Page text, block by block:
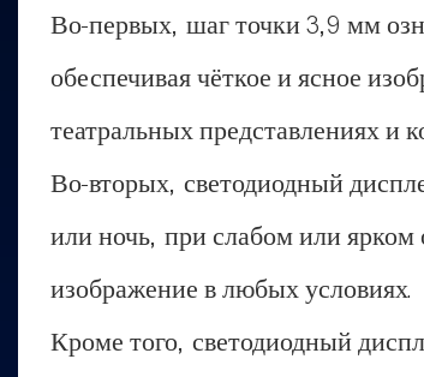
Во-первых, шаг точки 3,9 мм
обеспечивая чёткое и ясное
театральных представлениях и
Во-вторых, светодиодный
или ночь, при слабом или ярком
изображение в любых условиях.
Кроме того, светодиодный